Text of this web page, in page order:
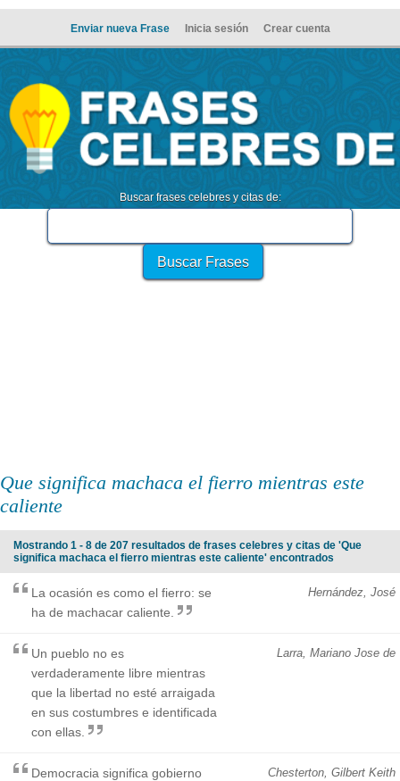
Enviar nueva Frase Inicia sesión Crear cuenta
Buscar frases celebres y citas de:
Que significa machaca el fierro mientras este
caliente
Mostrando 1 - 8 de 207 resultados de frases celebres y citas de 'Que
significa machaca el fierro mientras este caliente' encontrados
Hernández, José
La ocasión es como el fierro: se
ha de machacar caliente.
Larra, Mariano Jose de
Un pueblo no es
verdaderamente libre mientras
que la libertad no esté arraigada
en sus costumbres e identificada
con ellas.
Chesterton, Gilbert Keith
Democracia significa gobierno